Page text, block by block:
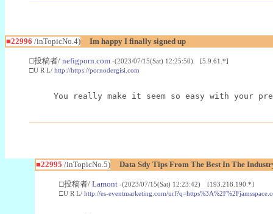
■22996 /inTopicNo.4) Im happy I finally signed up
□投稿者/ nefigporn.com -(2023/07/15(Sat) 12:25:50) [5.9.61.*]
□U R L/ http://https://pornodergisi.com
You really make it seem so easy with your
■22995 /inTopicNo.5) Data Sdy Tips From The Best In The
□投稿者/ Lamont -(2023/07/15(Sat) 12:23:42) [193.218.190.*]
□U R L/ http://es-eventmarketing.com/